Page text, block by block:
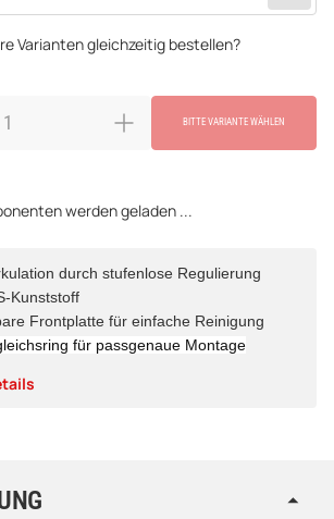
Varianten gleichzeitig bestellen?
BITTE VARIANTE WÄHLEN
werden geladen ...
durch stufenlose Regulierung
Kunststoff
Frontplatte für einfache Reinigung
für passgenaue Montage